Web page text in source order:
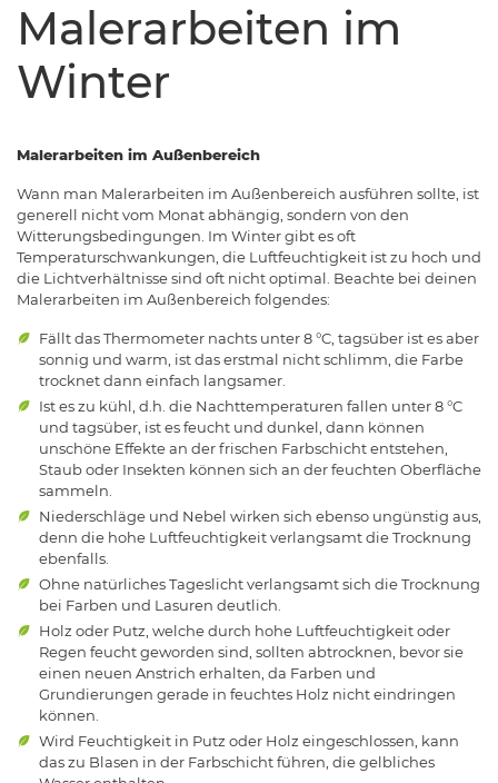
Malerarbeiten im
Winter
Malerarbeiten im Außenbereich
Wann man Malerarbeiten im Außenbereich ausführen sollte, ist
generell nicht vom Monat abhängig, sondern von den
Witterungsbedingungen. Im Winter gibt es oft
Temperaturschwankungen, die Luftfeuchtigkeit ist zu hoch und
die Lichtverhältnisse sind oft nicht optimal. Beachte bei deinen
Malerarbeiten im Außenbereich folgendes:
Fällt das Thermometer nachts unter 8 °C, tagsüber ist es aber
sonnig und warm, ist das erstmal nicht schlimm, die Farbe
trocknet dann einfach langsamer.
Ist es zu kühl, d.h. die Nachttemperaturen fallen unter 8 °C
und tagsüber, ist es feucht und dunkel, dann können
unschöne Effekte an der frischen Farbschicht entstehen,
Staub oder Insekten können sich an der feuchten Oberfläche
sammeln.
Niederschläge und Nebel wirken sich ebenso ungünstig aus,
denn die hohe Luftfeuchtigkeit verlangsamt die Trocknung
ebenfalls.
Ohne natürliches Tageslicht verlangsamt sich die Trocknung
bei Farben und Lasuren deutlich.
Holz oder Putz, welche durch hohe Luftfeuchtigkeit oder
Regen feucht geworden sind, sollten abtrocknen, bevor sie
einen neuen Anstrich erhalten, da Farben und
Grundierungen gerade in feuchtes Holz nicht eindringen
können.
Wird Feuchtigkeit in Putz oder Holz eingeschlossen, kann
das zu Blasen in der Farbschicht führen, die gelbliches